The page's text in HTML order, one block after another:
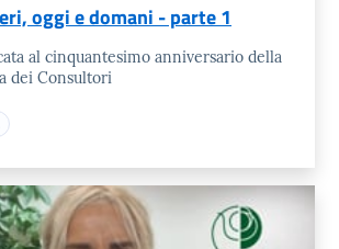
oggi e domani - parte 1
al cinquantesimo anniversario della
dei Consultori